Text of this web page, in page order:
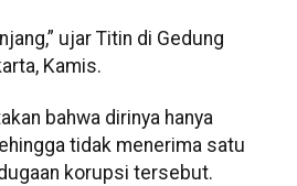
ujar Titin di Gedung
Kamis.
bahwa dirinya hanya
tidak menerima satu
korupsi tersebut.